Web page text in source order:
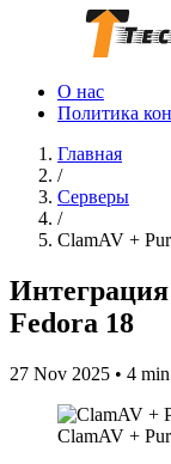
О нас
Политика
Главная
/
Серверы
/
ClamAV +
Fedora 18
27 Nov 2025 • 4
ClamAV +